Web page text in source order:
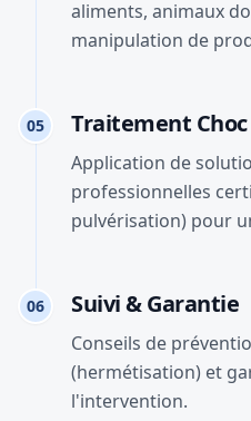
aliments, animaux
manipulation de
05 Traitement Choc
Application de
professionnelles
pulvérisation) pour
06 Suivi & Garantie
Conseils de
(hermétisation) et
l'intervention.